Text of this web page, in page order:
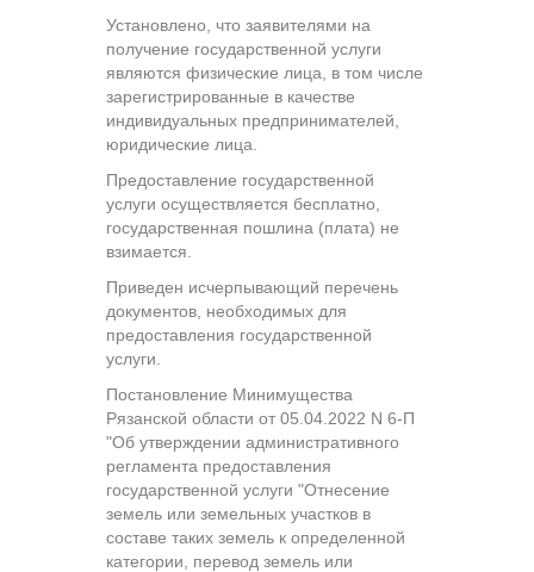
Установлено, что заявителями на
получение государственной услуги
являются физические лица, в том числе
зарегистрированные в качестве
индивидуальных предпринимателей,
юридические лица.
Предоставление государственной
услуги осуществляется бесплатно,
государственная пошлина (плата) не
взимается.
Приведен исчерпывающий перечень
документов, необходимых для
предоставления государственной
услуги.
Постановление Минимущества
Рязанской области от 05.04.2022 N 6-П
"Об утверждении административного
регламента предоставления
государственной услуги "Отнесение
земель или земельных участков в
составе таких земель к определенной
категории, перевод земель или